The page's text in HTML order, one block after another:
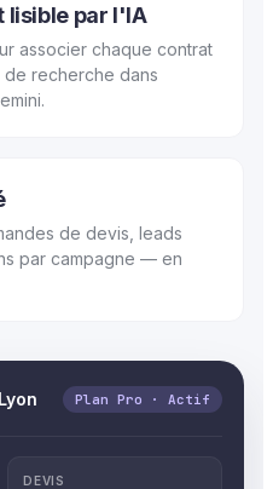
lisible par l'IA
associer chaque contrat
recherche dans
de devis, leads
par campagne — en
Plan Pro · Actif
DEVIS